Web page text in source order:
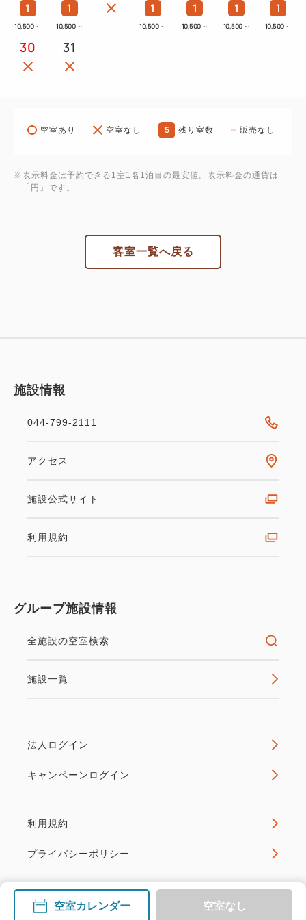
空室カレンダー 空室なし
1
10,500 ～
1
10,500 ～
1
10,500 ～
1
10,500 ～
1
10,500 ～
1
10,500 ～
30 31
空室あり 空室なし 5 残り室数 販売なし
※表示料金は予約できる1室1名1泊目の最安値。表示料金の通貨は
「円」です。
客室一覧へ戻る
施設情報
044-799-2111
アクセス
施設公式サイト
利用規約
グループ施設情報
全施設の空室検索
施設一覧
法人ログイン
キャンペーンログイン
利用規約
プライバシーポリシー